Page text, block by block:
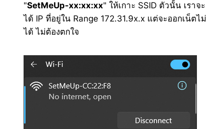
"SetMeUp-xx:xx:xx" ให้เกาะ SSID ตัวนั้น เราจะ
ได้ IP ที่อยู่ใน Range 172.31.9x.x แต่จะออกเน็ตไม่
ได้ ไม่ต้องตกใจ